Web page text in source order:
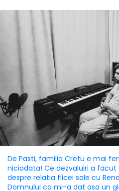
De Pasti, familia Cretu e mai
niciodata! Ce dezvaluiri a
despre relatia fiicei sale cu
Domnului ca mi-a dat asa un